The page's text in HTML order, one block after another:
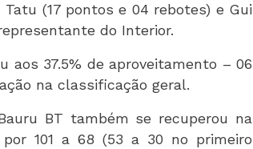
(17 pontos e 04 rebotes) e Gui
do Interior.
37.5% de aproveitamento – 06
na classificação geral.
BT também se recuperou na
101 a 68 (53 a 30 no primeiro